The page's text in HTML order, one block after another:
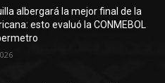
albergará la mejor final de la
esto evaluó la CONMEBOL